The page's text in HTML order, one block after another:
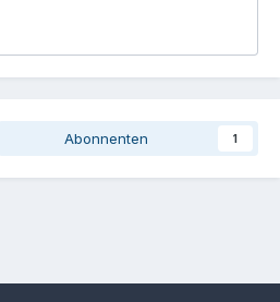
Abonnenten 1